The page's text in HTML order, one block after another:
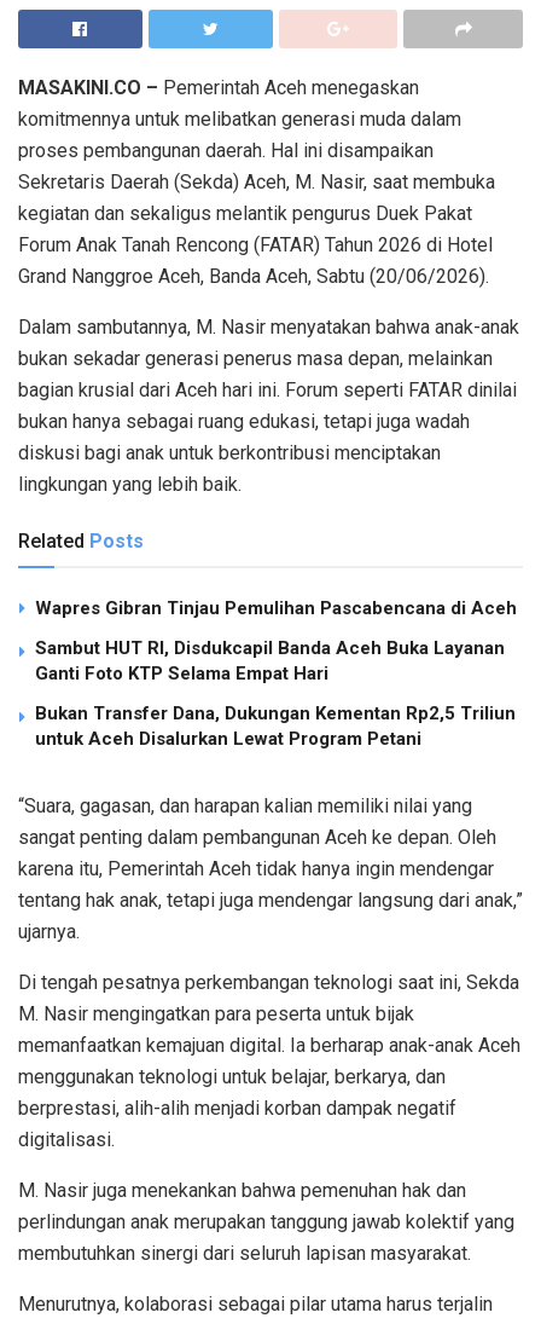
MASAKINI.CO – Pemerintah Aceh menegaskan
komitmennya untuk melibatkan generasi muda dalam
proses pembangunan daerah. Hal ini disampaikan
Sekretaris Daerah (Sekda) Aceh, M. Nasir, saat membuka
kegiatan dan sekaligus melantik pengurus Duek Pakat
Forum Anak Tanah Rencong (FATAR) Tahun 2026 di Hotel
Grand Nanggroe Aceh, Banda Aceh, Sabtu (20/06/2026).
Dalam sambutannya, M. Nasir menyatakan bahwa anak-anak
bukan sekadar generasi penerus masa depan, melainkan
bagian krusial dari Aceh hari ini. Forum seperti FATAR dinilai
bukan hanya sebagai ruang edukasi, tetapi juga wadah
diskusi bagi anak untuk berkontribusi menciptakan
lingkungan yang lebih baik.
Related Posts
Wapres Gibran Tinjau Pemulihan Pascabencana di Aceh
Sambut HUT RI, Disdukcapil Banda Aceh Buka Layanan
Ganti Foto KTP Selama Empat Hari
Bukan Transfer Dana, Dukungan Kementan Rp2,5 Triliun
untuk Aceh Disalurkan Lewat Program Petani
“Suara, gagasan, dan harapan kalian memiliki nilai yang
sangat penting dalam pembangunan Aceh ke depan. Oleh
karena itu, Pemerintah Aceh tidak hanya ingin mendengar
tentang hak anak, tetapi juga mendengar langsung dari anak,”
ujarnya.
Di tengah pesatnya perkembangan teknologi saat ini, Sekda
M. Nasir mengingatkan para peserta untuk bijak
memanfaatkan kemajuan digital. Ia berharap anak-anak Aceh
menggunakan teknologi untuk belajar, berkarya, dan
berprestasi, alih-alih menjadi korban dampak negatif
digitalisasi.
M. Nasir juga menekankan bahwa pemenuhan hak dan
perlindungan anak merupakan tanggung jawab kolektif yang
membutuhkan sinergi dari seluruh lapisan masyarakat.
Menurutnya, kolaborasi sebagai pilar utama harus terjalin